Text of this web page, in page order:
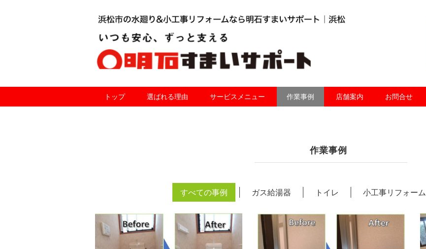
トップ 選ばれる理由 サービスメニュー 作業事例 店舗案内 お問合せ
作業事例
すべての事例 ガス給湯器 トイレ 小工事リフォーム